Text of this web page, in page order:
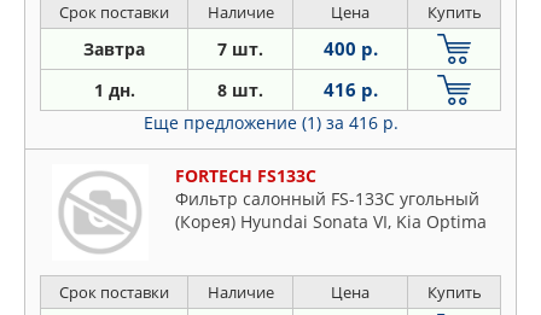
Срок поставки Наличие Цена Купить
Завтра 7 шт. 400 р.
1 дн. 8 шт. 416 р.
Еще предложение (1) за 416 р.
FORTECH FS133C
Фильтр салонный FS-133C угольный
(Корея) Hyundai Sonata VI, Kia Optima
Срок поставки Наличие Цена Купить